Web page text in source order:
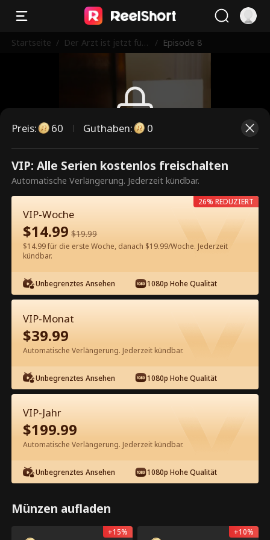
Startseite / Der Arzt ist jetzt für
/ Episode 8
Dies ist eine kostenpflichtige
Episode. Bitte entsperren, um
weiterzusehen.
60
Episode 8 - Der Arzt ist jetzt für dich
da Kompletter Film
0-49 50-52
8 12
2.6kApp-exklusiv: Kostenlos
freischalten
Preis: 60 Guthaben: 0
VIP: Alle Serien kostenlos freischalten
Automatische Verlängerung. Jederzeit kündbar.
VIP-Woche
$14.99 $19.99
$14.99 für die erste Woche, danach $19.99/Woche. Jederzeit
kündbar.
Unbegrenztes Ansehen 1080p Hohe Qualität
26% REDUZIERT
VIP-Monat
$39.99
Automatische Verlängerung. Jederzeit kündbar.
Unbegrenztes Ansehen 1080p Hohe Qualität
VIP-Jahr
$199.99
Automatische Verlängerung. Jederzeit kündbar.
Unbegrenztes Ansehen 1080p Hohe Qualität
Münzen aufladen
+15% +10%